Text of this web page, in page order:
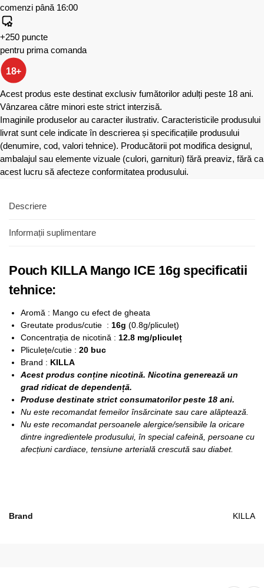
comenzi până 16:00
+250 puncte
pentru prima comanda
18+
Acest produs este destinat exclusiv fumătorilor adulți peste 18 ani.
Vânzarea către minori este strict interzisă.
Imaginile produselor au caracter ilustrativ. Caracteristicile produsului
livrat sunt cele indicate în descrierea și specificațiile produsului
(denumire, cod, valori tehnice). Producătorii pot modifica designul,
ambalajul sau elemente vizuale (culori, garnituri) fără preaviz, fără ca
acest lucru să afecteze conformitatea produsului.
Descriere
Informații suplimentare
Pouch KILLA Mango ICE 16g specificatii
tehnice:
Aromă : Mango cu efect de gheata
Greutate produs/cutie : 16g (0.8g/pliculeț)
Concentrația de nicotină : 12.8 mg/pliculeț
Pliculețe/cutie : 20 buc
Brand : KILLA
Acest produs conține nicotină. Nicotina generează un
grad ridicat de dependență.
Produse destinate strict consumatorilor peste 18 ani.
Nu este recomandat femeilor însărcinate sau care alăptează.
Nu este recomandat persoanele alergice/sensibile la oricare
dintre ingredientele produsului, în special cafeină, persoane cu
afecțiuni cardiace, tensiune arterială crescută sau diabet.
Brand KILLA